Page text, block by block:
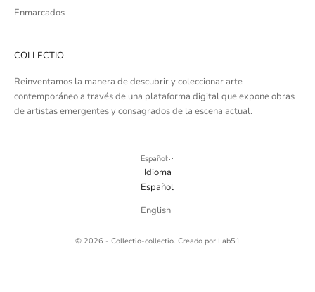
Enmarcados
COLLECTIO
Reinventamos la manera de descubrir y coleccionar arte
contemporáneo a través de una plataforma digital que expone obras
de artistas emergentes y consagrados de la escena actual.
Español
Idioma
Español
English
© 2026 - Collectio-collectio. Creado por Lab51